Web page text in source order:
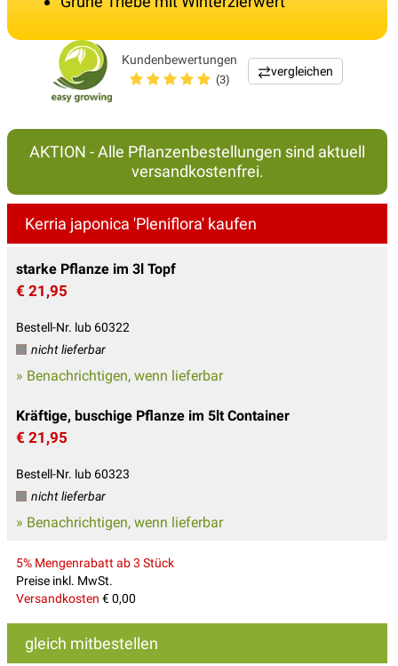
Kundenbewertungen
(3)
vergleichen
AKTION - Alle Pflanzenbestellungen sind aktuell
versandkostenfrei.
Kerria japonica 'Pleniflora' kaufen
starke Pflanze im 3l Topf
€ 21,95
Bestell-Nr. lub 60322
nicht lieferbar
» Benachrichtigen, wenn lieferbar
Kräftige, buschige Pflanze im 5lt Container
€ 21,95
Bestell-Nr. lub 60323
nicht lieferbar
» Benachrichtigen, wenn lieferbar
5% Mengenrabatt ab 3 Stück
Preise inkl. MwSt.
Versandkosten € 0,00
gleich mitbestellen